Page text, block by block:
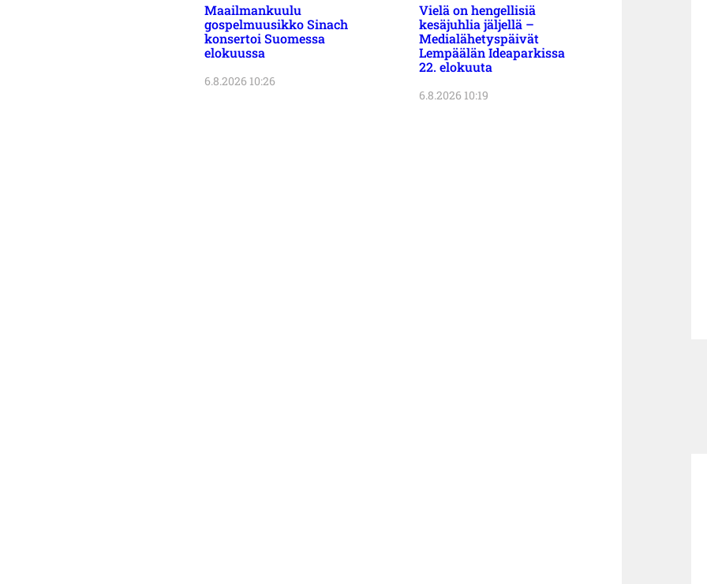
Maailmankuulu
gospelmuusikko Sinach
konsertoi Suomessa
elokuussa
6.8.2026 10:26
Vielä on hengellisiä
kesäjuhlia jäljellä –
Medialähetyspäivät
Lempäälän Ideaparkissa
22. elokuuta
6.8.2026 10:19